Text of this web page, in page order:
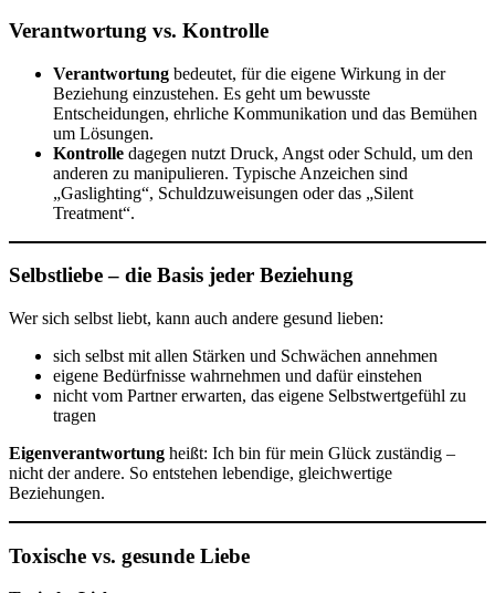
Verantwortung vs. Kontrolle
Verantwortung bedeutet, für die eigene Wirkung in der
Beziehung einzustehen. Es geht um bewusste
Entscheidungen, ehrliche Kommunikation und das Bemühen
um Lösungen.
Kontrolle dagegen nutzt Druck, Angst oder Schuld, um den
anderen zu manipulieren. Typische Anzeichen sind
„Gaslighting“, Schuldzuweisungen oder das „Silent
Treatment“.
Selbstliebe – die Basis jeder Beziehung
Wer sich selbst liebt, kann auch andere gesund lieben:
sich selbst mit allen Stärken und Schwächen annehmen
eigene Bedürfnisse wahrnehmen und dafür einstehen
nicht vom Partner erwarten, das eigene Selbstwertgefühl zu
tragen
Eigenverantwortung heißt: Ich bin für mein Glück zuständig –
nicht der andere. So entstehen lebendige, gleichwertige
Beziehungen.
Toxische vs. gesunde Liebe